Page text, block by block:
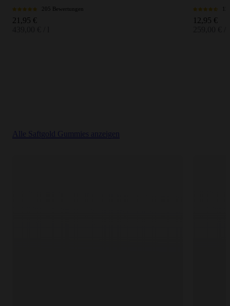
205 Bewertungen
Angebot
21,95 €
Angebot
12,95 €
Alle Saftgold Gummies anzeigen